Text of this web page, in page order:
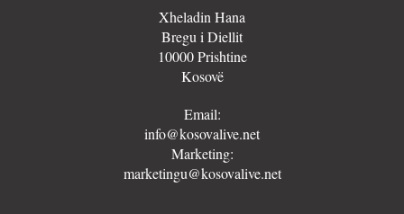
Xheladin Hana
Bregu i Diellit
10000 Prishtine
Kosovë
Email:
info@kosovalive.net
Marketing:
marketingu@kosovalive.net